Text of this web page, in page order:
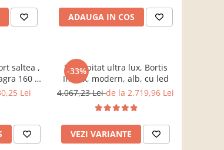
ADAUGA IN COS
saltea ,
160 x
ImpexLei
-33%
Pat tapitat ultra lux, Bortis
Impex, modern, alb, cu led
4.067,23 Leide la 2.719,96 Lei
VEZI VARIANTE